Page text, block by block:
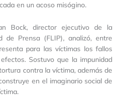
en un acoso misógino.
Bock, director ejecutivo de la
de Prensa (FLIP), analizó, entre
para las víctimas los fallos
Sostuvo que la impunidad
contra la víctima, además de
en el imaginario social de